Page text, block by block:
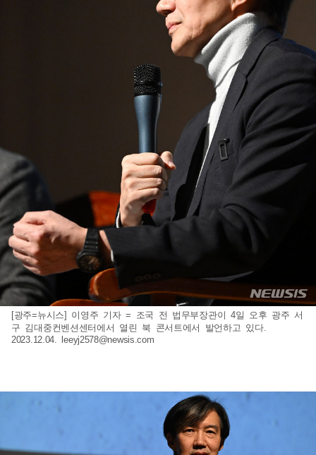
[광주=뉴시스] 이영주 기자 = 조국 전 법무부장관이 4일 오후 광주 서
구 김대중컨벤션센터에서 열린 북 콘서트에서 발언하고 있다.
2023.12.04.
leeyj2578@newsis.com